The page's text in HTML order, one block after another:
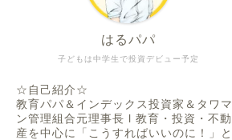
子どもは中学生で投資デビュー予定
はるパパ
☆自己紹介☆
教育パパ＆インデックス投資家＆タワマ
ン管理組合元理事長 l 教育・投資・不動
産を中心に「こうすればいいのに！」と